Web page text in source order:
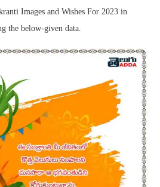
Images and Wishes For 2023 in
the below-given data.